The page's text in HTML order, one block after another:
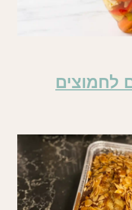
לחמוצים